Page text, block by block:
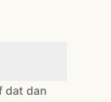
dat dan